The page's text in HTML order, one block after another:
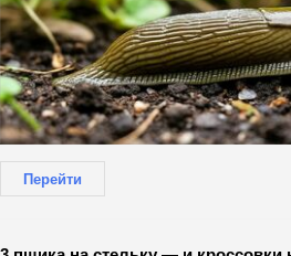
Перейти